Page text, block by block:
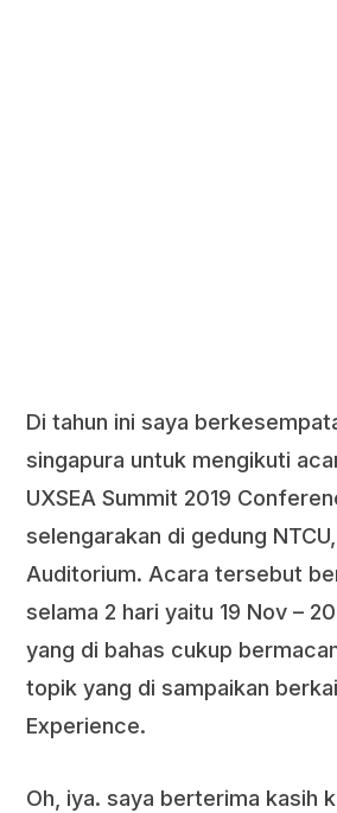
Di tahun ini saya
singapura untuk mengikuti
UXSEA Summit 2019
selengarakan di gedung
Auditorium. Acara tersebut
selama 2 hari yaitu 19 Nov –
yang di bahas cukup
topik yang di sampaikan
Experience.
Oh, iya. saya berterima kasih